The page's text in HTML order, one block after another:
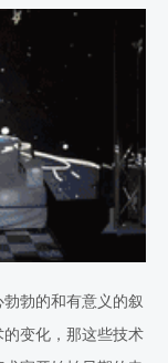
勃的和有意义的叙
变化，那这些技术